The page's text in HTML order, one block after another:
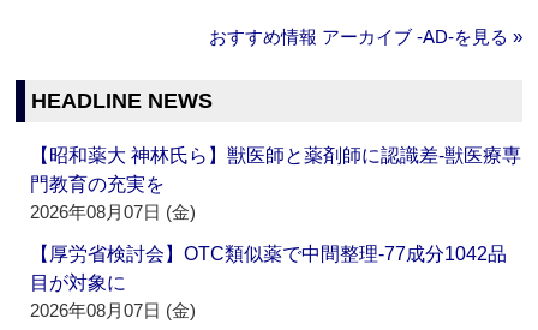
おすすめ情報 アーカイブ ‐AD‐を見る »
HEADLINE NEWS
【昭和薬大 神林氏ら】獣医師と薬剤師に認識差‐獣医療専
門教育の充実を
2026年08月07日 (金)
【厚労省検討会】OTC類似薬で中間整理‐77成分1042品
目が対象に
2026年08月07日 (金)